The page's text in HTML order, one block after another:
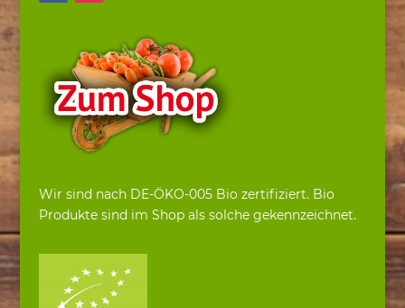
Wir sind nach DE-ÖKO-005 Bio zertifiziert. Bio
Produkte sind im Shop als solche gekennzeichnet.